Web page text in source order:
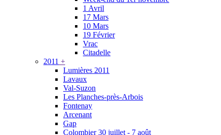
1 Avril
17 Mars
10 Mars
19 Février
Vrac
Citadelle
2011 +
Lumières 2011
Lavaux
Val-Suzon
Les Planches-près-Arbois
Fontenay
Arcenant
Gap
Colombier 30 juillet - 7 août